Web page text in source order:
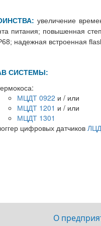
увеличение
питания; повышенная
надежная встроенная
СИСТЕМЫ:
МЦДТ 0922 и / или
МЦДТ 1201 и / или
МЦДТ 1301
цифровых датчиков
О